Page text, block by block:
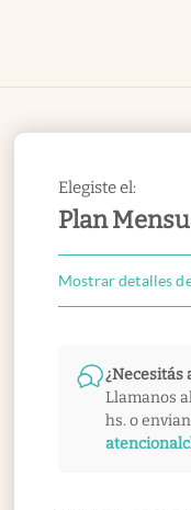
Elegiste el:
Plan
Mostrar detalles
¿Necesitás
Llamanos
hs. o